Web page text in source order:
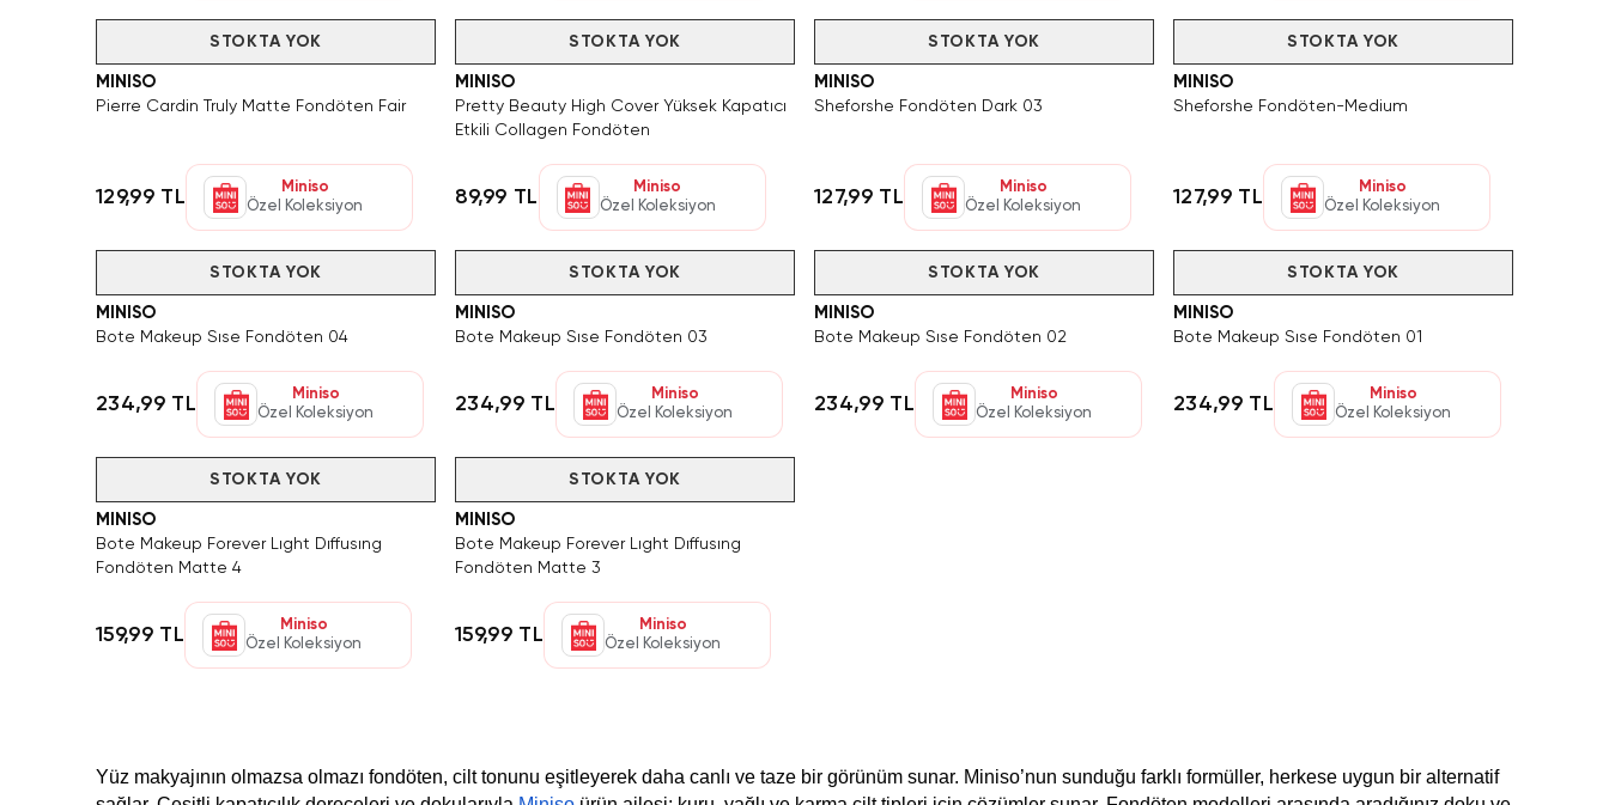
STOKTA YOK
MINISO
Pierre Cardin Truly Matte Fondöten Fair
129,99 TL
Miniso
Özel Koleksiyon
STOKTA YOK
MINISO
Pretty Beauty High Cover Yüksek Kapatıcı
Etkili Collagen Fondöten
89,99 TL
Miniso
Özel Koleksiyon
STOKTA YOK
MINISO
Sheforshe Fondöten Dark 03
127,99 TL
Miniso
Özel Koleksiyon
STOKTA YOK
MINISO
Sheforshe Fondöten-Medium
127,99 TL
Miniso
Özel Koleksiyon
STOKTA YOK
MINISO
Bote Makeup Sıse Fondöten 04
234,99 TL
Miniso
Özel Koleksiyon
STOKTA YOK
MINISO
Bote Makeup Sıse Fondöten 03
234,99 TL
Miniso
Özel Koleksiyon
STOKTA YOK
MINISO
Bote Makeup Sıse Fondöten 02
234,99 TL
Miniso
Özel Koleksiyon
STOKTA YOK
MINISO
Bote Makeup Sıse Fondöten 01
234,99 TL
Miniso
Özel Koleksiyon
STOKTA YOK
MINISO
Bote Makeup Forever Lıght Dıffusıng
Fondöten Matte 4
159,99 TL
Miniso
Özel Koleksiyon
STOKTA YOK
MINISO
Bote Makeup Forever Lıght Dıffusıng
Fondöten Matte 3
159,99 TL
Miniso
Özel Koleksiyon
Yüz makyajının olmazsa olmazı fondöten, cilt tonunu eşitleyerek daha canlı ve taze bir görünüm sunar. Miniso’nun sunduğu farklı formüller, herkese uygun bir alternatif